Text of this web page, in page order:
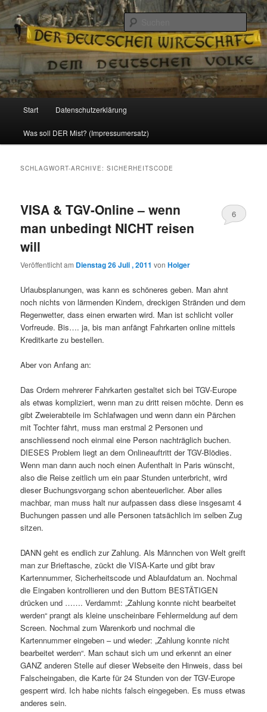
Reizzentrum
Politik, Wirtschaft, Soziales und Gesellschaft
Zum
Inhalt
Zum
sekundären
Start Datenschutzerklärung
Was soll DER Mist? (Impressumersatz)
SCHLAGWORT-ARCHIVE:SICHERHEITSCODE
VISA & TGV-Online – wenn
man unbedingt NICHT reisen
will
Veröffentlicht am Dienstag 26 Juli , 2011 vonHolger
6
Urlaubsplanungen, was kann es schöneres geben. Man ahnt
noch nichts von lärmenden Kindern, dreckigen Stränden und dem
Regenwetter, dass einen erwarten wird. Man ist schlicht voller
Vorfreude. Bis…. ja, bis man anfängt Fahrkarten online mittels
Kreditkarte zu bestellen.
Aber von Anfang an:
Das Ordern mehrerer Fahrkarten gestaltet sich bei TGV-Europe
als etwas kompliziert, wenn man zu dritt reisen möchte. Denn es
gibt Zweierabteile im Schlafwagen und wenn dann ein Pärchen
mit Tochter fährt, muss man erstmal 2 Personen und
anschliessend noch einmal eine Person nachträglich buchen.
DIESES Problem liegt an dem Onlineauftritt der TGV-Blödies.
Wenn man dann auch noch einen Aufenthalt in Paris wünscht,
also die Reise zeitlich um ein paar Stunden unterbricht, wird
dieser Buchungsvorgang schon abenteuerlicher. Aber alles
machbar, man muss halt nur aufpassen dass diese insgesamt 4
Buchungen passen und alle Personen tatsächlich im selben Zug
sitzen.
DANN geht es endlich zur Zahlung. Als Männchen von Welt greift
man zur Brieftasche, zückt die VISA-Karte und gibt brav
Kartennummer, Sicherheitscode und Ablaufdatum an. Nochmal
die Eingaben kontrollieren und den Buttom BESTÄTIGEN
drücken und ……. Verdammt: „Zahlung konnte nicht bearbeitet
werden“ prangt als kleine unscheinbare Fehlermeldung auf dem
Screen. Nochmal zum Warenkorb und nochmal die
Kartennummer eingeben – und wieder: „Zahlung konnte nicht
bearbeitet werden“. Man schaut sich um und erkennt an einer
GANZ anderen Stelle auf dieser Webseite den Hinweis, dass bei
Falscheingaben, die Karte für 24 Stunden von der TGV-Europe
gesperrt wird. Ich habe nichts falsch eingegeben. Es muss etwas
anderes sein.